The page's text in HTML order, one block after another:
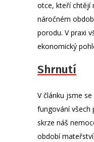
otce, kteří chtějí
náročném
porodu. V praxi
ekonomický
Shrnutí
V článku jsme
fungování všech
skrze náš
období